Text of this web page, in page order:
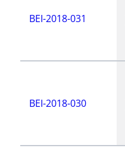
BEI-2018-031
BEI-2018-030